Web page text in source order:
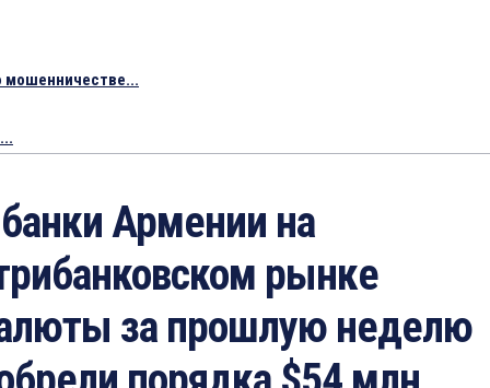
мошенничестве...
Армении на
рынке
за прошлую неделю